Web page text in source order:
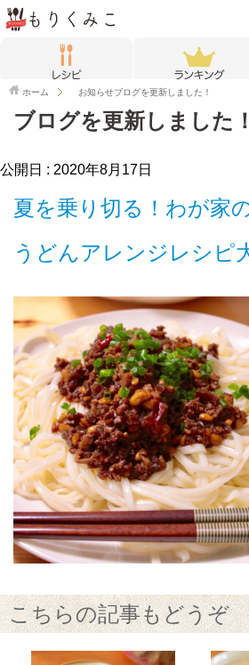
ホーム お知らせブログを更新しました！
ブログを更新しました！
公開日 : 2020年8月17日
夏を乗り切る！わが家
うどんアレンジレシピ
こちらの記事もどうぞ